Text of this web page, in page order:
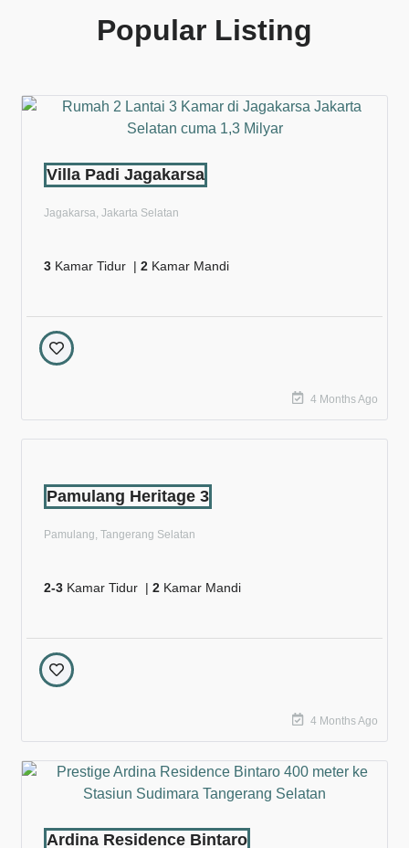
Popular Listing
Villa Padi Jagakarsa
Jagakarsa, Jakarta Selatan
3 Kamar Tidur | 2 Kamar Mandi
4 Months Ago
Pamulang Heritage 3
Pamulang, Tangerang Selatan
2-3 Kamar Tidur | 2 Kamar Mandi
4 Months Ago
Ardina Residence Bintaro